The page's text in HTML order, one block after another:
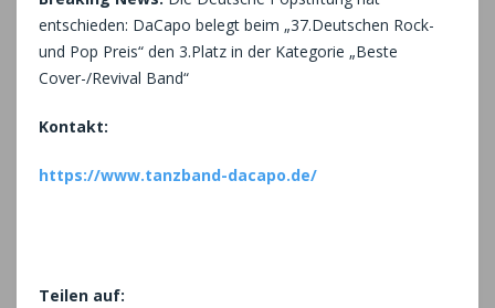
entschieden: DaCapo belegt beim „37.Deutschen Rock-
und Pop Preis“ den 3.Platz in der Kategorie „Beste
Cover-/Revival Band“
Kontakt:
https://www.tanzband-dacapo.de/
Teilen auf: